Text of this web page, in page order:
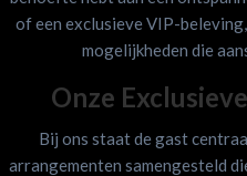
of een exclusieve VIP-
mogelijkheden die
Onze
Bij ons staat de gast
arrangementen samengesteld